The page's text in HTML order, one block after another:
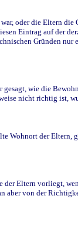
oder die Eltern
Eintrag auf der
Gründen
wie die
nicht richtig ist,
Wohnort der Eltern,
Eltern vorliegt,
aber von der